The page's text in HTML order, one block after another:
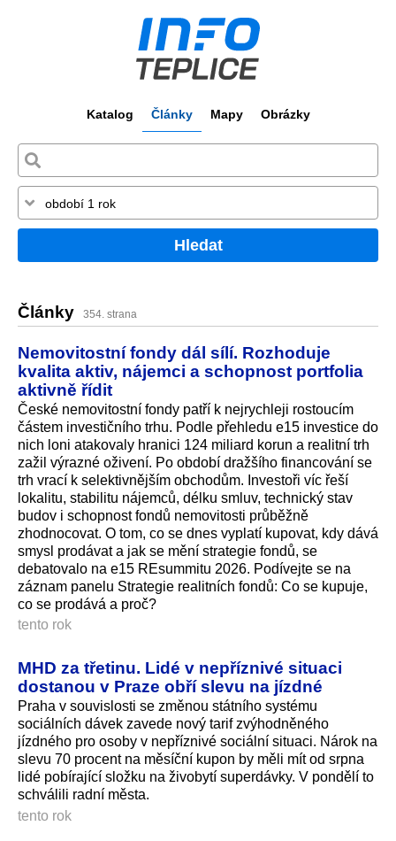
Katalog Články Mapy Obrázky
Hledat
Články 354. strana
Nemovitostní fondy dál sílí. Rozhoduje
kvalita aktiv, nájemci a schopnost portfolia
aktivně řídit
České nemovitostní fondy patří k nejrychleji rostoucím
částem investičního trhu. Podle přehledu e15 investice do
nich loni atakovaly hranici 124 miliard korun a realitní trh
zažil výrazné oživení. Po období dražšího financování se
trh vrací k selektivnějším obchodům. Investoři víc řeší
lokalitu, stabilitu nájemců, délku smluv, technický stav
budov i schopnost fondů nemovitosti průběžně
zhodnocovat. O tom, co se dnes vyplatí kupovat, kdy dává
smysl prodávat a jak se mění strategie fondů, se
debatovalo na e15 REsummitu 2026. Podívejte se na
záznam panelu Strategie realitních fondů: Co se kupuje,
co se prodává a proč?
tento rok
MHD za třetinu. Lidé v nepříznivé situaci
dostanou v Praze obří slevu na jízdné
Praha v souvislosti se změnou státního systému
sociálních dávek zavede nový tarif zvýhodněného
jízdného pro osoby v nepříznivé sociální situaci. Nárok na
slevu 70 procent na měsíční kupon by měli mít od srpna
lidé pobírající složku na živobytí superdávky. V pondělí to
schválili radní města.
tento rok